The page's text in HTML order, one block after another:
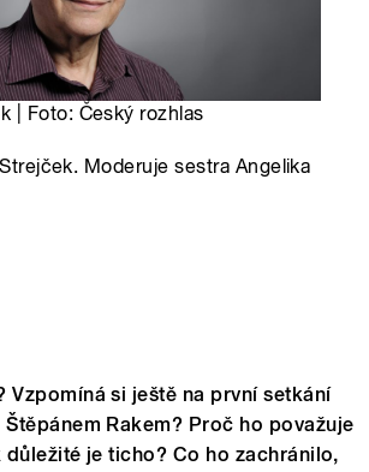
| Foto: Český rozhlas
Moderuje sestra Angelika
Vzpomíná si ještě na první setkání
Rakem? Proč ho považuje
důležité je ticho? Co ho zachránilo,